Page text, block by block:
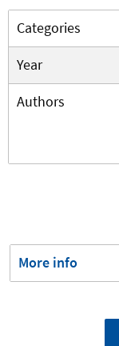
Categories
Year
Authors
More info